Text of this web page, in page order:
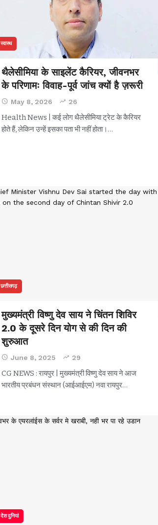
स्वास्थ
थैलेसीमिया के साइलेंट कैरियर, जीवनभर
के परिणामः विवाह-पूर्व जांच क्यों है ज़रूरी
May 8, 2026 26
Health News | कई लोग थैलेसीमिया ट्रेट के कैरियर
होते हैं, लेकिन उन्हें इसका पता भी नहीं होता। …
छत्तीसगढ़
मुख्यमंत्री विष्णु देव साय ने चिंतन शिविर
2.0 के दूसरे दिन योग से की दिन की
शुरुआत
June 8, 2025 29
CG NEWS : रायपुर | मुख्यमंत्री विष्णु देव साय ने आज
भारतीय प्रबंधन संस्थान (आईआईएम) नवा रायपुर…
देश दुनियां